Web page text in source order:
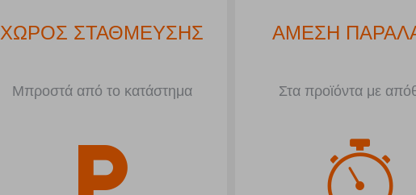
ΧΩΡΟΣ ΣΤΑΘΜΕΥΣΗΣ
Μπροστά από το κατάστημα
ΑΜΕΣΗ
Στα προϊόντα με